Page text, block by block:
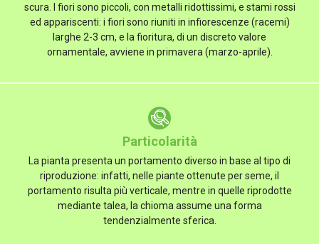
scura. I fiori sono piccoli, con metalli ridottissimi, e stami rossi
ed appariscenti: i fiori sono riuniti in infiorescenze (racemi)
larghe 2-3 cm, e la fioritura, di un discreto valore
ornamentale, avviene in primavera (marzo-aprile).
Particolarità
La pianta presenta un portamento diverso in base al tipo di
riproduzione: infatti, nelle piante ottenute per seme, il
portamento risulta più verticale, mentre in quelle riprodotte
mediante talea, la chioma assume una forma
tendenzialmente sferica.